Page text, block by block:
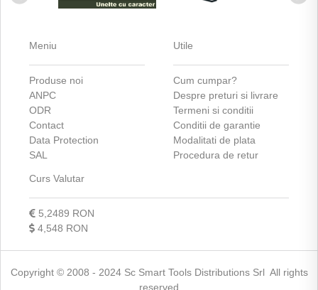
Meniu
Produse noi
ANPC
ODR
Contact
Data Protection
SAL
Utile
Cum cumpar?
Despre preturi si livrare
Termeni si conditii
Conditii de garantie
Modalitati de plata
Procedura de retur
Curs Valutar
5,2489 RON
4,548 RON
Copyright © 2008 - 2024 Sc Smart Tools Distributions Srl All rights
reserved